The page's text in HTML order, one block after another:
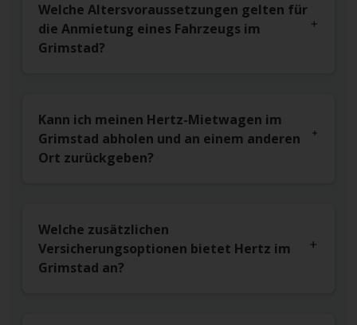
Welche Altersvoraussetzungen gelten für
die Anmietung eines Fahrzeugs im
Grimstad?
Kann ich meinen Hertz-Mietwagen im
Grimstad abholen und an einem anderen
Ort zurückgeben?
Welche zusätzlichen
Versicherungsoptionen bietet Hertz im
Grimstad an?